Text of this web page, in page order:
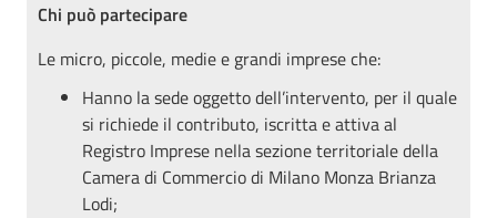
Chi può partecipare
Le micro, piccole, medie e grandi imprese che:
Hanno la sede oggetto dell’intervento, per il quale
si richiede il contributo, iscritta e attiva al
Registro Imprese nella sezione territoriale della
Camera di Commercio di Milano Monza Brianza
Lodi;